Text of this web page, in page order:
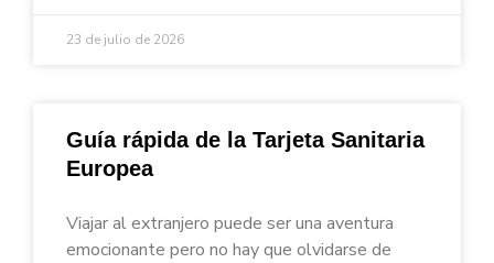
23 de julio de 2026
Guía rápida de la Tarjeta Sanitaria
Europea
Viajar al extranjero puede ser una aventura
emocionante pero no hay que olvidarse de